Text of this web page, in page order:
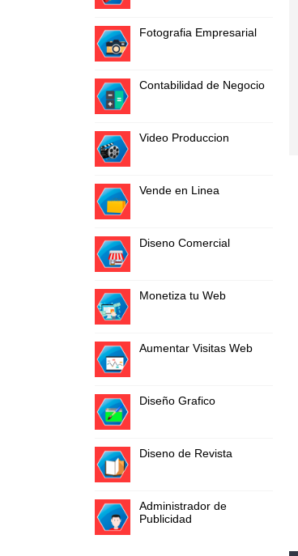
Fotografia Empresarial
Contabilidad de Negocio
Video Produccion
Vende en Linea
Diseno Comercial
Monetiza tu Web
Aumentar Visitas Web
Diseño Grafico
Diseno de Revista
Administrador de
Publicidad